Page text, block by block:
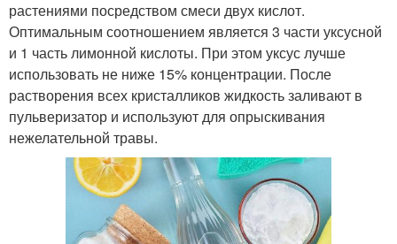
растениями посредством смеси двух кислот.
Оптимальным соотношением является 3 части уксусной
и 1 часть лимонной кислоты. При этом уксус лучше
использовать не ниже 15% концентрации. После
растворения всех кристалликов жидкость заливают в
пульверизатор и используют для опрыскивания
нежелательной травы.